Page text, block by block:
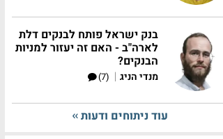
בנק ישראל פותח לבנקים דלת
לארה"ב - האם זה יעזור למניות
הבנקים?
מנדי הניג |
(7)
עוד ניתוחים ודעות